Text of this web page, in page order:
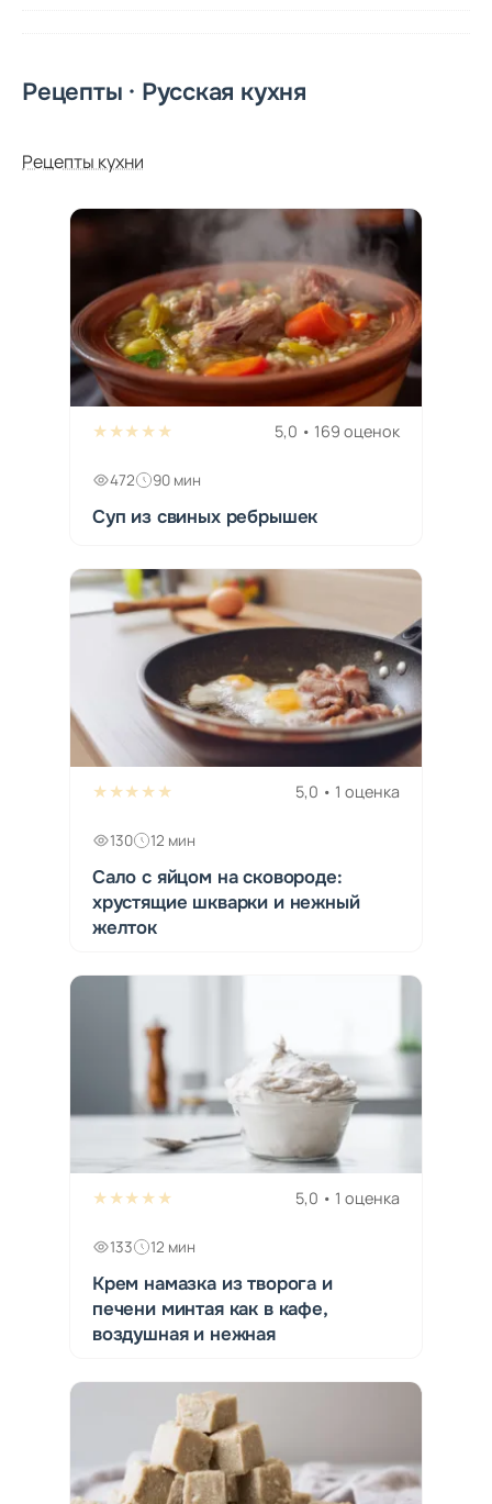
Рецепты · Русская кухня
Рецепты кухни
★★★★★ 5,0 • 169 оценок
472 90 мин
Суп из свиных ребрышек
★★★★★ 5,0 • 1 оценка
130 12 мин
Сало с яйцом на сковороде:
хрустящие шкварки и нежный
желток
★★★★★ 5,0 • 1 оценка
133 12 мин
Крем намазка из творога и
печени минтая как в кафе,
воздушная и нежная